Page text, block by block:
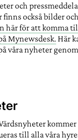
och
finns också bilder
här för att komma
Mynewsdesk. Här
våra nyheter
kommer
till alla våra